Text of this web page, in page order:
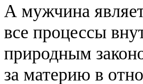
А мужчина
все процессы
природным
за материю в